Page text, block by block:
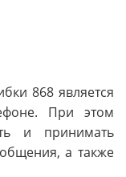
868 является
При этом
и принимать
а также